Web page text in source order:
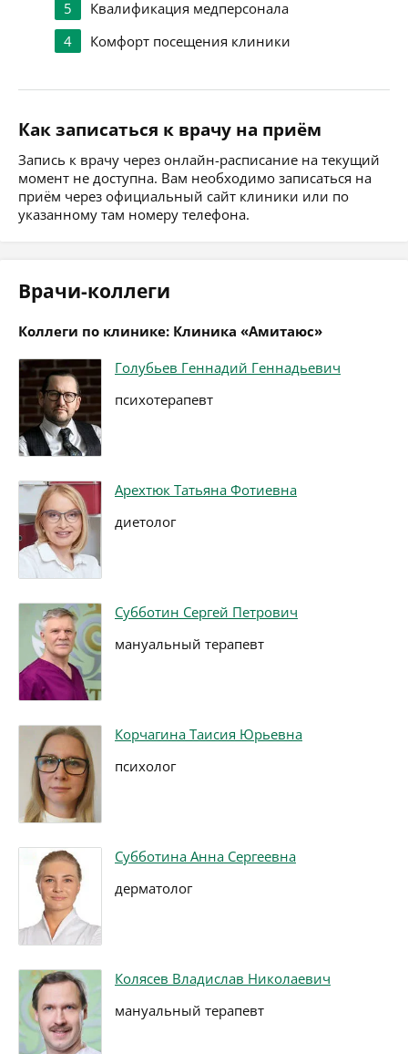
5
Квалификация медперсонала
4
Комфорт посещения клиники
Как записаться к врачу на приём
Запись к врачу через онлайн-расписание на текущий
момент не доступна. Вам необходимо записаться на
приём через официальный сайт клиники или по
указанному там номеру телефона.
Врачи-коллеги
Коллеги по клинике: Клиника «Амитаюс»
Голубьев Геннадий Геннадьевич
психотерапевт
Арехтюк Татьяна Фотиевна
диетолог
Субботин Сергей Петрович
мануальный терапевт
Корчагина Таисия Юрьевна
психолог
Субботина Анна Сергеевна
дерматолог
Колясев Владислав Николаевич
мануальный терапевт